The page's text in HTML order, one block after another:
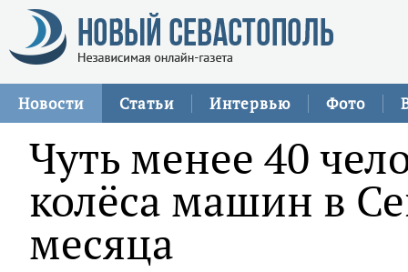
Новости Статьи Интервью Фото
Чуть менее 40
колёса машин в
месяца